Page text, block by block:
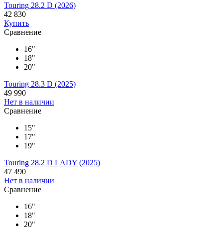
Touring 28.2 D (2026)
42 830
Купить
Сравнение
16"
18"
20"
Touring 28.3 D (2025)
49 990
Нет в наличии
Сравнение
15"
17"
19"
Touring 28.2 D LADY (2025)
47 490
Нет в наличии
Сравнение
16"
18"
20"